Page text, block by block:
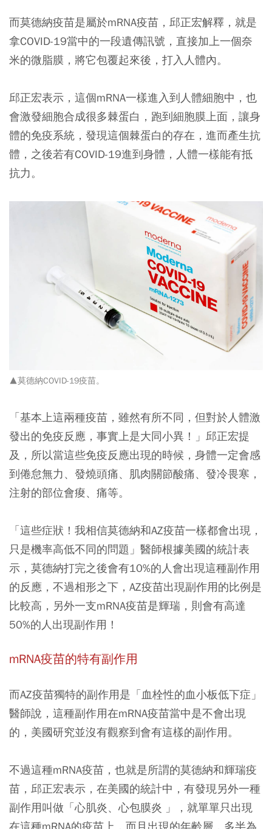
而莫德納疫苗是屬於mRNA疫苗， 邱正宏解釋， 就是
拿COVID-19當中的一段遺傳訊號，直接加上一個奈
米的微脂膜，將它包覆起來後，打入人體內。
邱正宏表示，這個mRNA一樣進入到人體細胞中，也
會激發細胞合成很多棘蛋白，跑到細胞膜上面，讓身
體的免疫系統，發現這個棘蛋白的存在，進而產生抗
體，之後若有COVID-19進到身體，人體一樣能有抵
抗力。
▲莫德納COVID-19疫苗。
「基本上這兩種疫苗，雖然有所不同，但對於人體激
發出的免疫反應，事實上是大同小異！」邱正宏提
及，所以當這些免疫反應出現的時候，身體一定會感
到倦怠無力、發燒頭痛、肌肉關節酸痛、發冷畏寒，
注射的部位會痠、痛等。
「這些症狀！我相信莫德納和AZ疫苗一樣都會出現，
只是機率高低不同的問題」醫師根據美國的統計表
示，莫德納打完之後會有10%的人會出現這種副作用
的反應，不過相形之下，AZ疫苗出現副作用的比例是
比較高，另外一支mRNA疫苗是輝瑞，則會有高達
50%的人出現副作用！
mRNA疫苗的特有副作用
而AZ疫苗獨特的副作用是「血栓性的血小板低下症」
醫師說，這種副作用在mRNA疫苗當中是不會出現
的，美國研究並沒有觀察到會有這樣的副作用。
不過這種mRNA疫苗，也就是所謂的莫德納和輝瑞疫
苗，邱正宏表示，在美國的統計中，有發現另外一種
副作用叫做「心肌炎、心包膜炎 」，就單單只出現